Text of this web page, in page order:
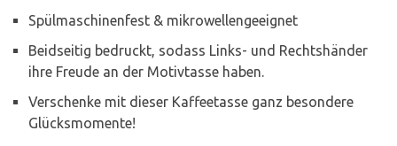
Spülmaschinenfest & mikrowellengeeignet
Beidseitig bedruckt, sodass Links- und Rechtshänder
ihre Freude an der Motivtasse haben.
Verschenke mit dieser Kaffeetasse ganz besondere
Glücksmomente!